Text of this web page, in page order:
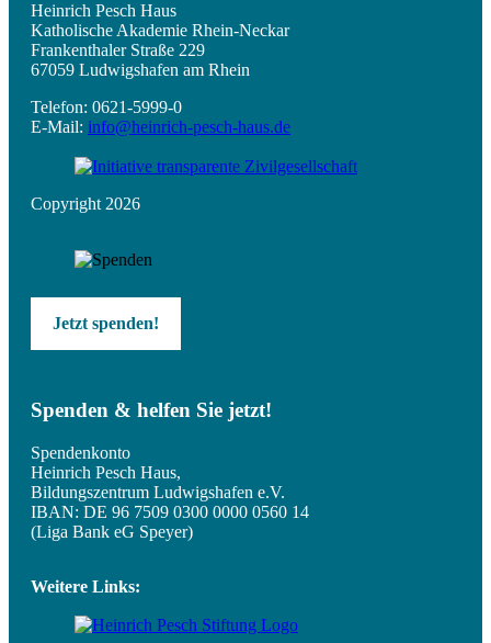
Heinrich Pesch Haus
Katholische Akademie Rhein-Neckar
Frankenthaler Straße 229
67059 Ludwigshafen am Rhein
Telefon: 0621-5999-0
E-Mail: info@heinrich-pesch-haus.de
Copyright 2026
Jetzt spenden!
Spenden & helfen Sie jetzt!
Spendenkonto
Heinrich Pesch Haus,
Bildungszentrum Ludwigshafen e.V.
IBAN: DE 96 7509 0300 0000 0560 14
(Liga Bank eG Speyer)
Weitere Links: